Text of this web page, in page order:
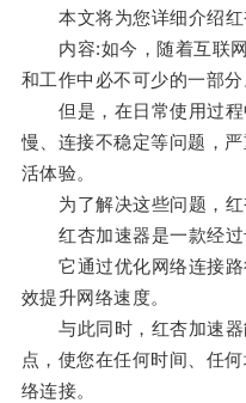
本文将为您详细介绍红
内容:如今，随着互联网
和工作中必不可少的一部分
但是，在日常使用过程
慢、连接不稳定等问题，
活体验。
为了解决这些问题，红
红杏加速器是一款经过
它通过优化网络连接路
效提升网络速度。
与此同时，红杏加速器
点，使您在任何时间、任
络连接。